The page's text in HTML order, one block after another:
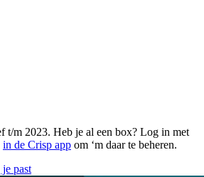
t/m 2023. Heb je al een box? Log in met
in de Crisp app om ‘m daar te beheren.
past